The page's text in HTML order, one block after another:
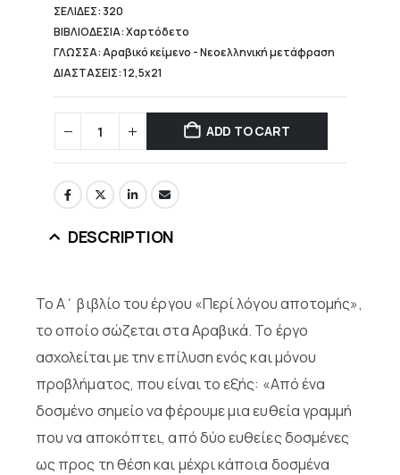
ΣΕΛΙΔΕΣ: 320
ΒΙΒΛΙΟΔΕΣΙΑ: Χαρτόδετο
ΓΛΩΣΣΑ: Αραβικό κείμενο - Νεοελληνική μετάφραση
ΔΙΑΣΤΑΣΕΙΣ: 12,5x21
ADD TO CART
DESCRIPTION
Το Α΄ βιβλίο του έργου «Περί λόγου αποτομής»,
το οποίο σώζεται στα Αραβικά. Το έργο
ασχολείται με την επίλυση ενός και μόνου
προβλήματος, που είναι το εξής: «Από ένα
δοσμένο σημείο να φέρουμε μια ευθεία γραμμή
που να αποκόπτει, από δύο ευθείες δοσμένες
ως προς τη θέση και μέχρι κάποια δοσμένα